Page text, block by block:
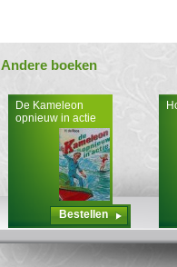
Andere boeken
De Kameleon
opnieuw in actie
Bestellen